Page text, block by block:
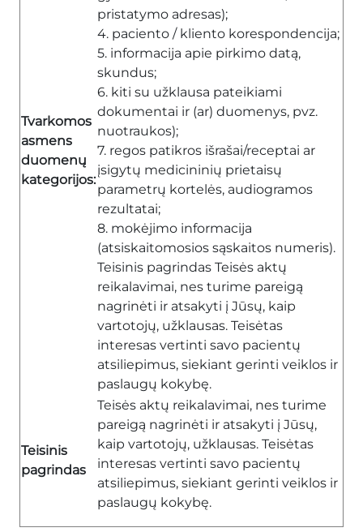
Tvarkomos
asmens
duomenų
kategorijos:
pristatymo adresas);
4. paciento / kliento korespondencija;
5. informacija apie pirkimo datą,
skundus;
6. kiti su užklausa pateikiami
dokumentai ir (ar) duomenys, pvz.
nuotraukos);
7. regos patikros išrašai/receptai ar
įsigytų medicininių prietaisų
parametrų kortelės, audiogramos
rezultatai;
8. mokėjimo informacija
(atsiskaitomosios sąskaitos numeris).
Teisinis pagrindas Teisės aktų
reikalavimai, nes turime pareigą
nagrinėti ir atsakyti į Jūsų, kaip
vartotojų, užklausas. Teisėtas
interesas vertinti savo pacientų
atsiliepimus, siekiant gerinti veiklos ir
paslaugų kokybę.
Teisinis
pagrindas
Teisės aktų reikalavimai, nes turime
pareigą nagrinėti ir atsakyti į Jūsų,
kaip vartotojų, užklausas. Teisėtas
interesas vertinti savo pacientų
atsiliepimus, siekiant gerinti veiklos ir
paslaugų kokybę.